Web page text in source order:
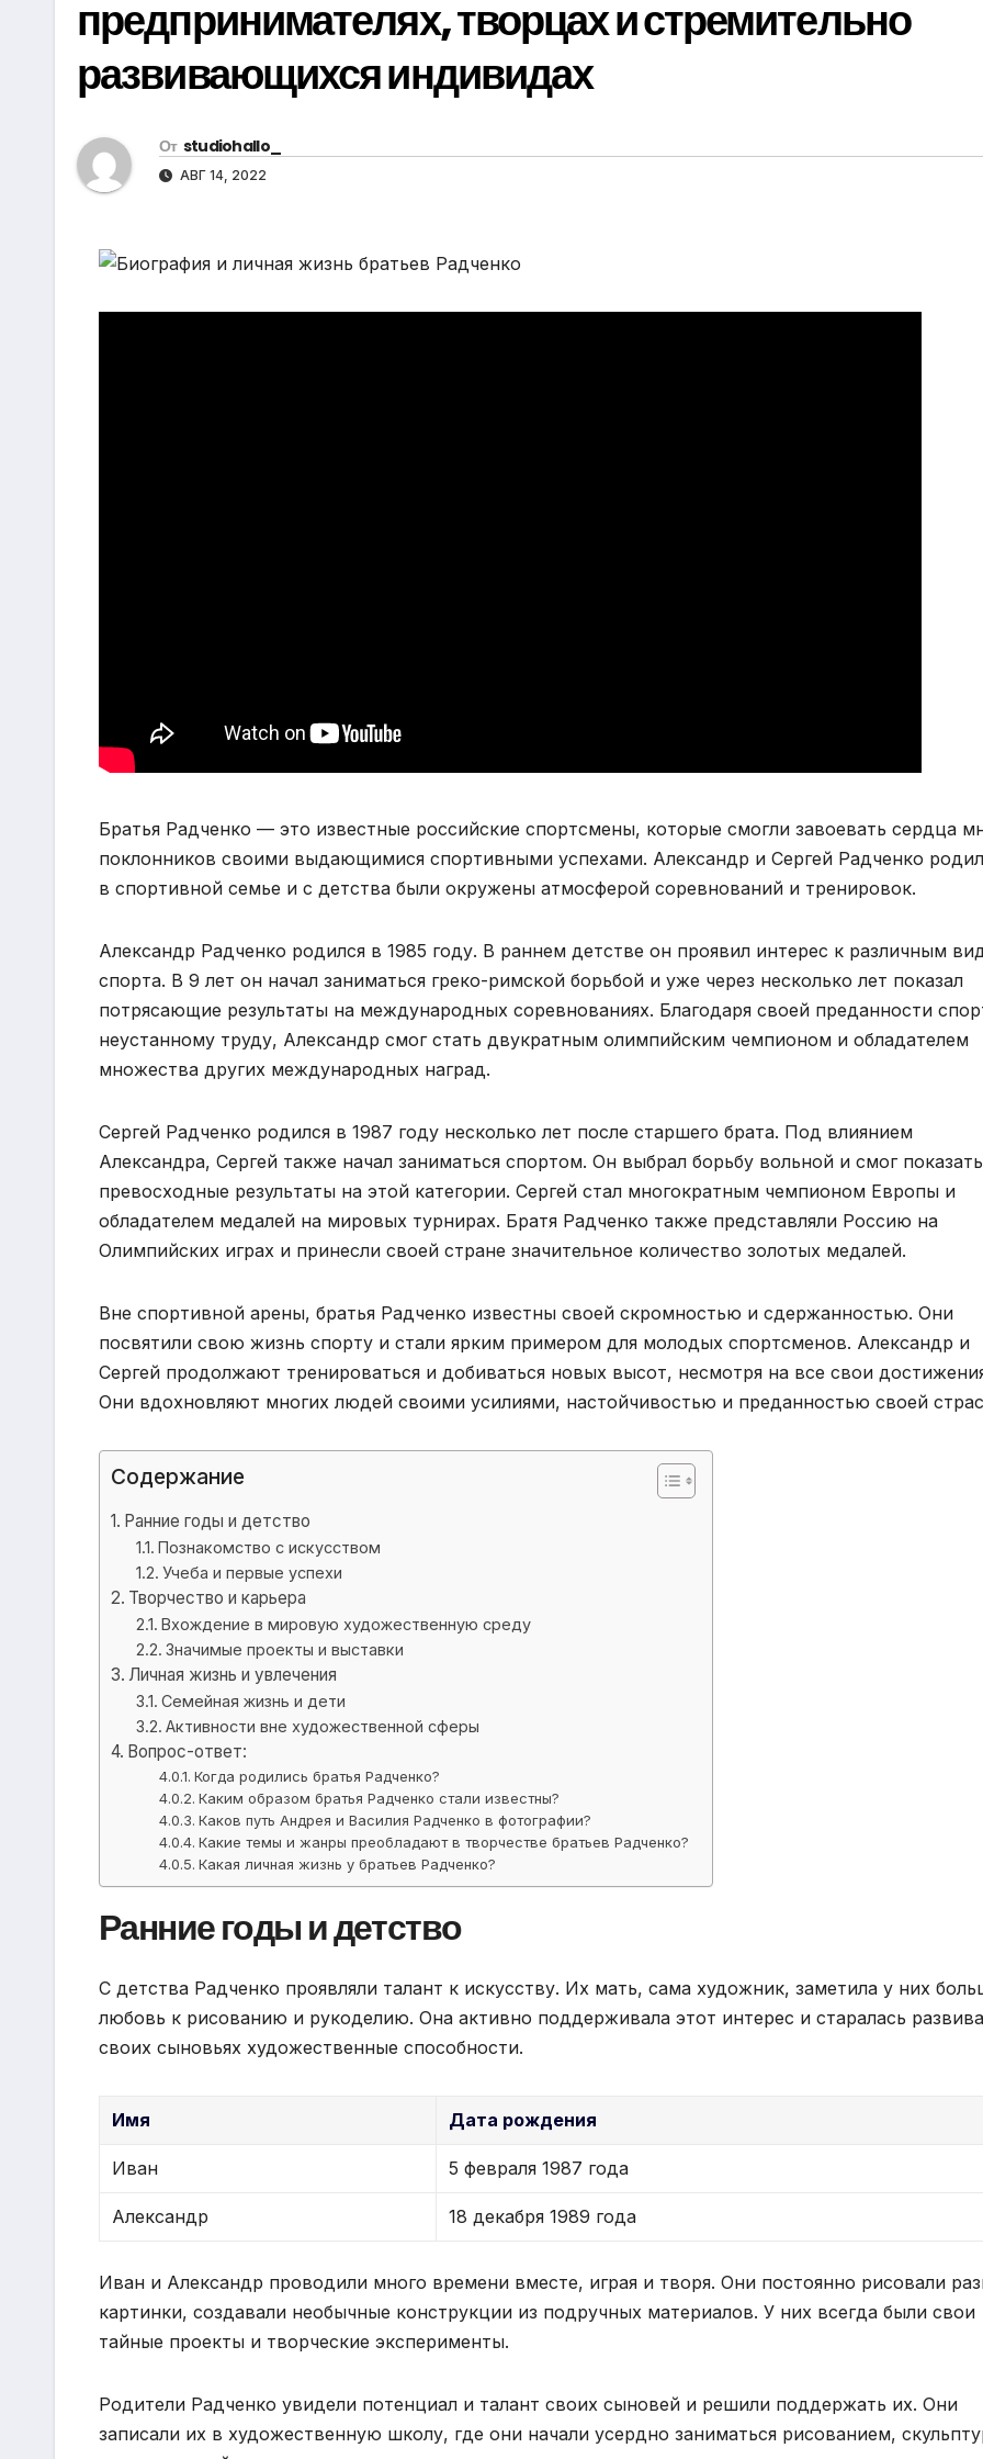
предпринимателях, творцах и стремительно
развивающихся индивидах
От studiohallo_
АВГ 14, 2022
Братья Радченко — это известные российские спортсмены, которые смогли завоевать сердца
поклонников своими выдающимися спортивными успехами. Александр и Сергей Радченко
в спортивной семье и с детства были окружены атмосферой соревнований и тренировок.
Александр Радченко родился в 1985 году. В раннем детстве он проявил интерес к различным
спорта. В 9 лет он начал заниматься греко-римской борьбой и уже через несколько лет показал
потрясающие результаты на международных соревнованиях. Благодаря своей преданности
неустанному труду, Александр смог стать двукратным олимпийским чемпионом и обладателем
множества других международных наград.
Сергей Радченко родился в 1987 году несколько лет после старшего брата. Под влиянием
Александра, Сергей также начал заниматься спортом. Он выбрал борьбу вольной и смог показать
превосходные результаты на этой категории. Сергей стал многократным чемпионом Европы и
обладателем медалей на мировых турнирах. Братя Радченко также представляли Россию на
Олимпийских играх и принесли своей стране значительное количество золотых медалей.
Вне спортивной арены, братья Радченко известны своей скромностью и сдержанностью. Они
посвятили свою жизнь спорту и стали ярким примером для молодых спортсменов. Александр и
Сергей продолжают тренироваться и добиваться новых высот, несмотря на все свои
Они вдохновляют многих людей своими усилиями, настойчивостью и преданностью своей
Содержание
Ранние годы и детство
Познакомство с искусством
Учеба и первые успехи
Творчество и карьера
Вхождение в мировую художественную среду
Значимые проекты и выставки
Личная жизнь и увлечения
Семейная жизнь и дети
Активности вне художественной сферы
Вопрос-ответ:
Когда родились братья Радченко?
Каким образом братья Радченко стали известны?
Каков путь Андрея и Василия Радченко в фотографии?
Какие темы и жанры преобладают в творчестве братьев Радченко?
Какая личная жизнь у братьев Радченко?
Ранние годы и детство
С детства Радченко проявляли талант к искусству. Их мать, сама художник, заметила у них
любовь к рисованию и рукоделию. Она активно поддерживала этот интерес и старалась
своих сыновьях художественные способности.
Имя Дата рождения
Иван 5 февраля 1987 года
Александр 18 декабря 1989 года
Иван и Александр проводили много времени вместе, играя и творя. Они постоянно рисовали
картинки, создавали необычные конструкции из подручных материалов. У них всегда были свои
тайные проекты и творческие эксперименты.
Родители Радченко увидели потенциал и талант своих сыновей и решили поддержать их. Они
записали их в художественную школу, где они начали усердно заниматься рисованием,